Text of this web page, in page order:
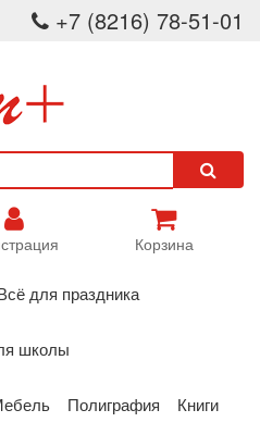
+7 (8216) 78-51-01
Корзина
для праздника
школы
Полиграфия Книги